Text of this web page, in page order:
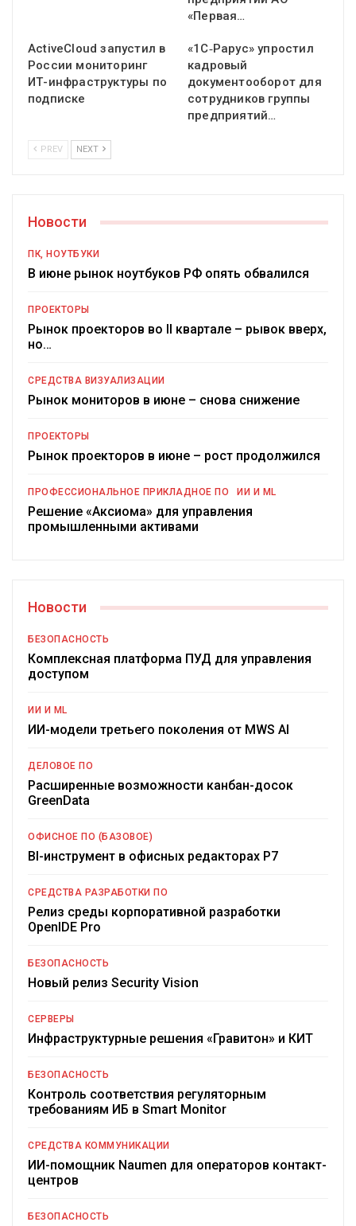
«Первая…
ActiveCloud запустил в
России мониторинг
ИТ-инфраструктуры по
подписке
«1С‑Рарус» упростил
кадровый
документооборот для
сотрудников группы
предприятий…
PREV NEXT
Новости
ПК, НОУТБУКИ
В июне рынок ноутбуков РФ опять обвалился
ПРОЕКТОРЫ
Рынок проекторов во II квартале – рывок вверх,
но…
СРЕДСТВА ВИЗУАЛИЗАЦИИ
Рынок мониторов в июне – снова снижение
ПРОЕКТОРЫ
Рынок проекторов в июне – рост продолжился
ПРОФЕССИОНАЛЬНОЕ ПРИКЛАДНОЕ ПО ИИ И ML
Решение «Аксиома» для управления
промышленными активами
Новости
БЕЗОПАСНОСТЬ
Комплексная платформа ПУД для управления
доступом
ИИ И ML
ИИ-модели третьего поколения от MWS AI
ДЕЛОВОЕ ПО
Расширенные возможности канбан-досок
GreenData
ОФИСНОЕ ПО (БАЗОВОЕ)
BI-инструмент в офисных редакторах Р7
СРЕДСТВА РАЗРАБОТКИ ПО
Релиз среды корпоративной разработки
OpenIDE Pro
БЕЗОПАСНОСТЬ
Новый релиз Security Vision
СЕРВЕРЫ
Инфраструктурные решения «Гравитон» и КИТ
БЕЗОПАСНОСТЬ
Контроль соответствия регуляторным
требованиям ИБ в Smart Monitor
СРЕДСТВА КОММУНИКАЦИИ
ИИ-помощник Naumen для операторов контакт-
центров
БЕЗОПАСНОСТЬ